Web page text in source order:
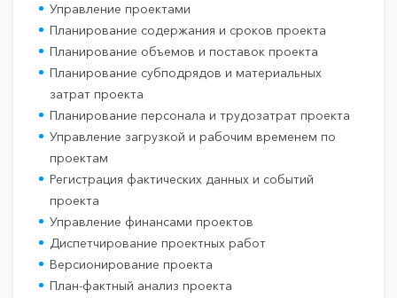
Управление проектами
Планирование содержания и сроков проекта
Планирование объемов и поставок проекта
Планирование субподрядов и материальных
затрат проекта
Планирование персонала и трудозатрат проекта
Управление загрузкой и рабочим временем по
проектам
Регистрация фактических данных и событий
проекта
Управление финансами проектов
Диспетчирование проектных работ
Версионирование проекта
План-фактный анализ проекта